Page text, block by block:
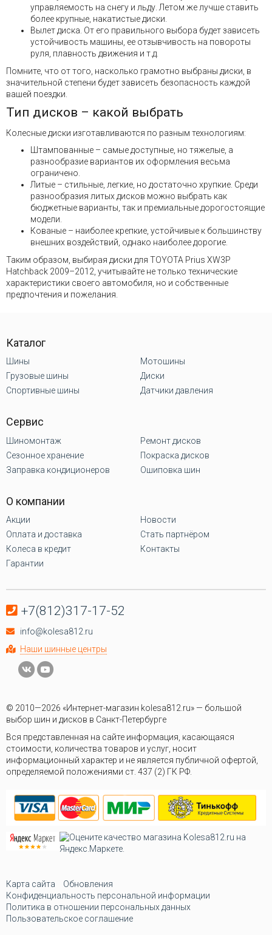
управляемость на снегу и льду. Летом же лучше ставить
более крупные, накатистые диски.
Вылет диска. От его правильного выбора будет зависеть
устойчивость машины, ее отзывчивость на повороты
руля, плавность движения и т.д.
Помните, что от того, насколько грамотно выбраны диски, в
значительной степени будет зависеть безопасность каждой
вашей поездки.
Тип дисков – какой выбрать
Колесные диски изготавливаются по разным технологиям:
Штампованные – самые доступные, но тяжелые, а
разнообразие вариантов их оформления весьма
ограничено.
Литые – стильные, легкие, но достаточно хрупкие. Среди
разнообразия литых дисков можно выбрать как
бюджетные варианты, так и премиальные дорогостоящие
модели.
Кованые – наиболее крепкие, устойчивые к большинству
внешних воздействий, однако наиболее дорогие.
Таким образом, выбирая диски для TOYOTA Prius XW3P
Hatchback 2009–2012, учитывайте не только технические
характеристики своего автомобиля, но и собственные
предпочтения и пожелания.
Каталог
Шины
Грузовые шины
Спортивные шины
Мотошины
Диски
Датчики давления
Сервис
Шиномонтаж
Сезонное хранение
Заправка кондиционеров
Ремонт дисков
Покраска дисков
Ошиповка шин
О компании
Акции
Оплата и доставка
Колеса в кредит
Гарантии
Новости
Стать партнёром
Контакты
+7(812)317-17-52
info@kolesa812.ru
Наши шинные центры
© 2010—2026 «Интернет-магазин kolesa812.ru» — большой
выбор шин и дисков в Санкт-Петербурге
Вся представленная на сайте информация, касающаяся
стоимости, количества товаров и услуг, носит
информационный характер и не является публичной офертой,
определяемой положениями ст. 437 (2) ГК РФ.
Карта сайта
Обновления
Конфиденциальность персональной информации
Политика в отношении персональных данных
Пользовательское соглашение